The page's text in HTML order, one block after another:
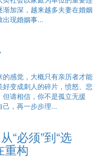
加深，越来越多夫妻在婚姻
出现婚姻事...
感觉，大概只有亲历者才能
变成刺人的碎片，愤怒、悲
请相信，你不是孤立无援
己，再一步步理...
“必须”到“选
重构